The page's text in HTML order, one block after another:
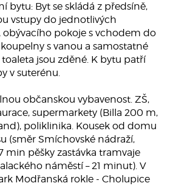
bytu: Byt se skládá z předsíně,
vstupy do jednotlivých
obývacího pokoje s vchodem do
s vanou a samostatné
jsou zděné. K bytu patří
v suterénu.
občanskou vybavenost. ZŠ,
supermarkety (Billa 200 m,
poliklinika. Kousek od domu
(směr Smíchovské nádraží,
min pěšky zastávka tramvaje
náměstí – 21 minut). V
Modřanská rokle - Cholupice